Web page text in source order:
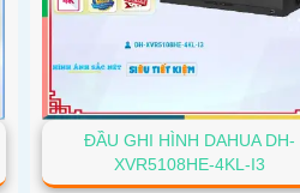
ĐẦU GHI HÌNH DAHUA DH-
XVR5108HE-4KL-I3